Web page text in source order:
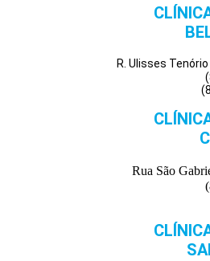
R. Ulisses
Rua São